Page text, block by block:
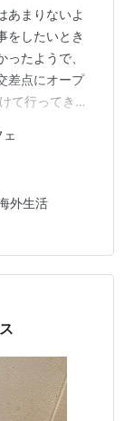
あまりないよ
をしたいとき
たようで、
差点にオープ
て行ってきま
年以上にわた
専念してお
コーヒーブ
このコーヒー
空間は、世
外生活